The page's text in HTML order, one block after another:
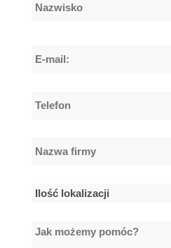
E-
Telefon
Nazwa
Ilość
Jak